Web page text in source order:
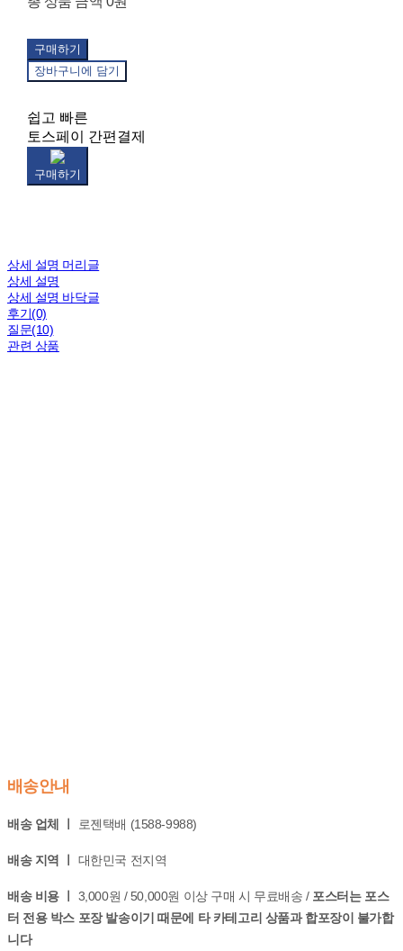
구매하기
장바구니에 담기
쉽고 빠른
토스페이 간편결제
구매하기
상세 설명 머리글
상세 설명
상세 설명 바닥글
후기(0)
질문(10)
관련 상품
배송안내
배송 업체 ㅣ 로젠택배 (1588-9988)
배송 지역 ㅣ 대한민국 전지역
배송 비용 ㅣ 3,000원 / 50,000원 이상 구매 시 무료배송 / 포스터는 포스
터 전용 박스 포장 발송이기 때문에 타 카테고리 상품과 합포장이 불가합
니다